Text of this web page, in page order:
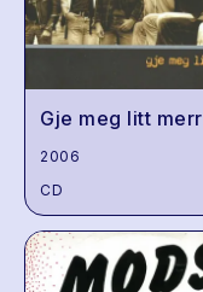
Gje meg litt merr
2006
CD